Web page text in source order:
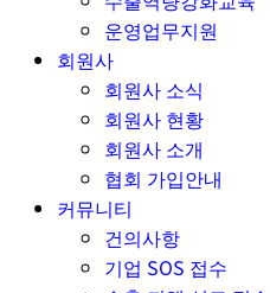
운영업무지원
회원사
회원사 소식
회원사 현황
회원사 소개
협회 가입안내
커뮤니티
건의사항
기업 SOS 접수